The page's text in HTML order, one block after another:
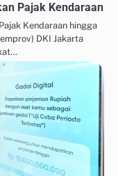
Pajak Kendaraan
Kendaraan hingga
DKI Jakarta